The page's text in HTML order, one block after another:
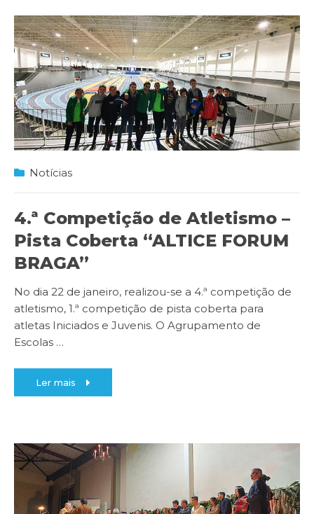
Notícias
4.ª Competição de Atletismo –
Pista Coberta “ALTICE FORUM
BRAGA”
No dia 22 de janeiro, realizou-se a 4.ª competição de
atletismo, 1.ª competição de pista coberta para
atletas Iniciados e Juvenis. O Agrupamento de
Escolas …
Ler mais